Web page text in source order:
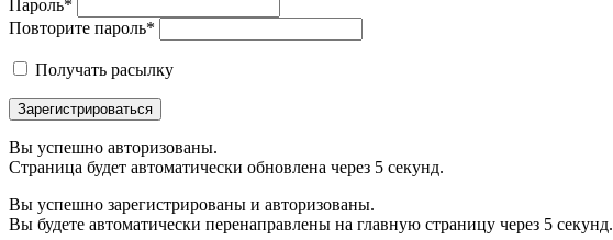
Пароль*
Повторите пароль*
Получать расылку
Зарегистрироваться
Вы успешно авторизованы.
Страница будет автоматически обновлена через 5 секунд.
Вы успешно зарегистрированы и авторизованы.
Вы будете автоматически перенаправлены на главную страницу через 5 секунд.